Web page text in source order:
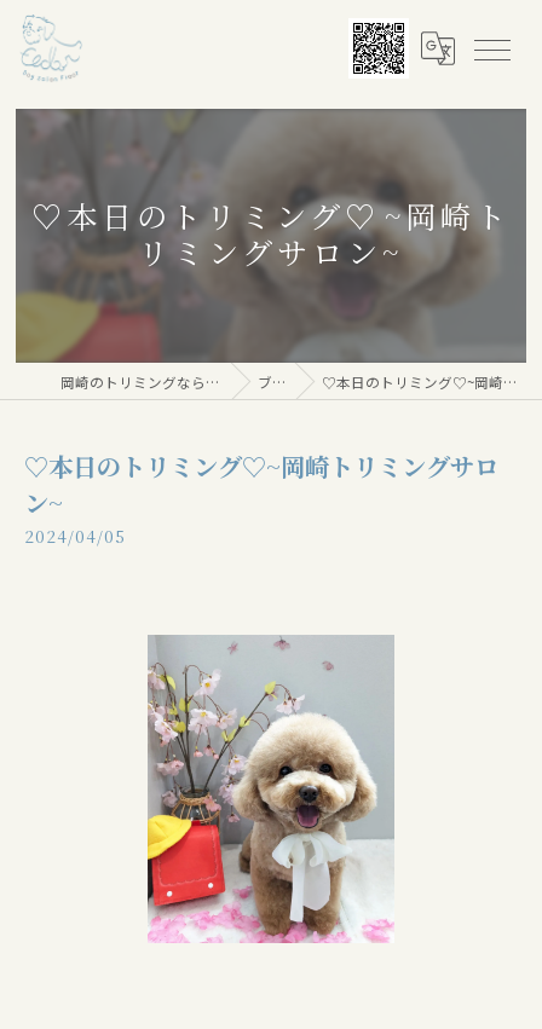
♡本日のトリミング♡⁠~岡崎ト
リミングサロン~
岡崎のトリミングならDog salon Floor ブログ ♡本日のトリミング♡⁠~岡崎トリミングサロン~
♡本日のトリミング♡⁠~岡崎トリミングサロ
ン~
2024/04/05